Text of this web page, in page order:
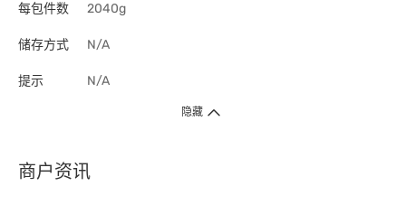
每包件数 2040g
储存方式 N/A
提示 N/A
隐藏
商户资讯